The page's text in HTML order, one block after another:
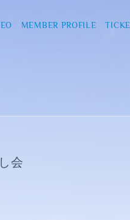
MEMBER PROFILE
会